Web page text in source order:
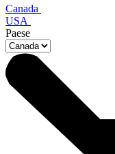
Canada
USA
Paese